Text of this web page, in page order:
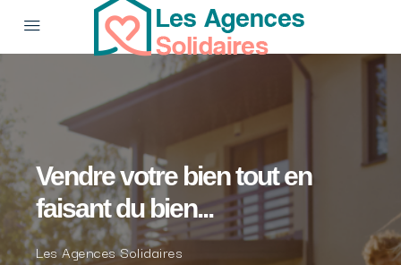
Vendre votre bien tout en
faisant du bien...
Les Agences Solidaires